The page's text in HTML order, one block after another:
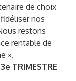
de choix
nos
restons
rentable de
».
TRIMESTRE